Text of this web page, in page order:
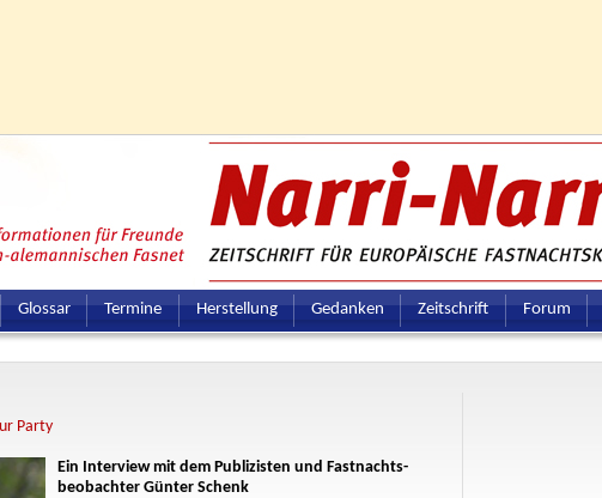
Glossar Termine Herstellung Gedanken Zeitschrift Forum
Party
Ein Interview mit dem Publizisten und Fastnachts-
beobachter Günter Schenk